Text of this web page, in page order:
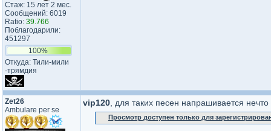
Стаж: 15 лет 2 мес.
Сообщений: 6019
Ratio: 39.766
Поблагодарили:
451297
100%
Откуда: Тили-мили​
-трямдия​
Zet26
Ambulare per se
vip120 , для таких песен напрашивается нечто
Просмотр доступен только для